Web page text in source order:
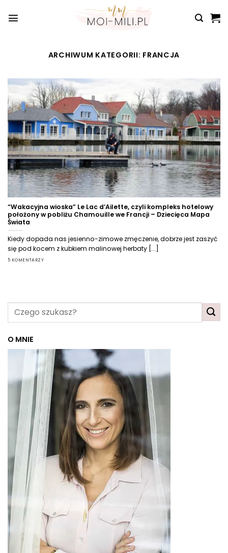
do
ARCHIWUM KATEGORII: FRANCJA
“Wakacyjna wioska” Le Lac d’Ailette, czyli kompleks hotelowy
położony w pobliżu Chamouille we Francji – Dziecięca Mapa
Świata
Kiedy dopada nas jesienno-zimowe zmęczenie, dobrze jest zaszyć
się pod kocem z kubkiem malinowej herbaty [...]
5 KOMENTARZY
O MNIE